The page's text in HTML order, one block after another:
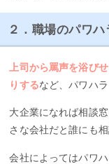
２．職場のパワ
上司から罵声を浴び
りするなど、パワハ
大企業になれば相談
さな会社だと誰にも
会社によってはパワ